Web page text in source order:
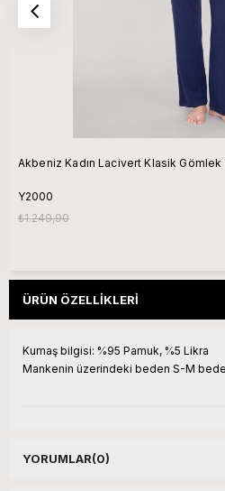
Akbeniz Kadın Lacivert Klasik Gömlek
Y2000
₺1.249,90
ÜRÜN ÖZELLIKLERI
Kumaş bilgisi: %95 Pamuk, %5 Likra
Mankenin üzerindeki beden S-M
YORUMLAR(0)